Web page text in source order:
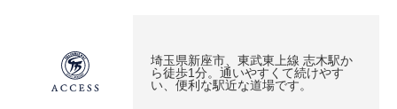
埼玉県新座市、東武東上線 志木駅か
ら徒歩1分。通いやすくて続けやす
い、便利な駅近な道場です。